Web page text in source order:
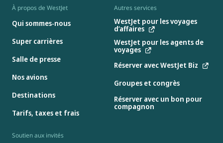
À propos de WestJet
Qui sommes-nous
Super carrières
Salle de presse
Nos avions
Destinations
Tarifs, taxes et frais
Autres services
WestJet pour les voyages
d’affaires
WestJet pour les agents de
voyages
Réserver avec WestJet Biz
Groupes et congrès
Réserver avec un bon pour
compagnon
Soutien aux invités